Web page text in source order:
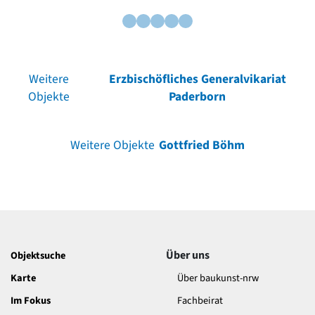
Weitere
Objekte
Erzbischöfliches Generalvikariat
Paderborn
Weitere Objekte Gottfried Böhm
Objektsuche
Karte
Im Fokus
Über uns
Über baukunst-nrw
Fachbeirat